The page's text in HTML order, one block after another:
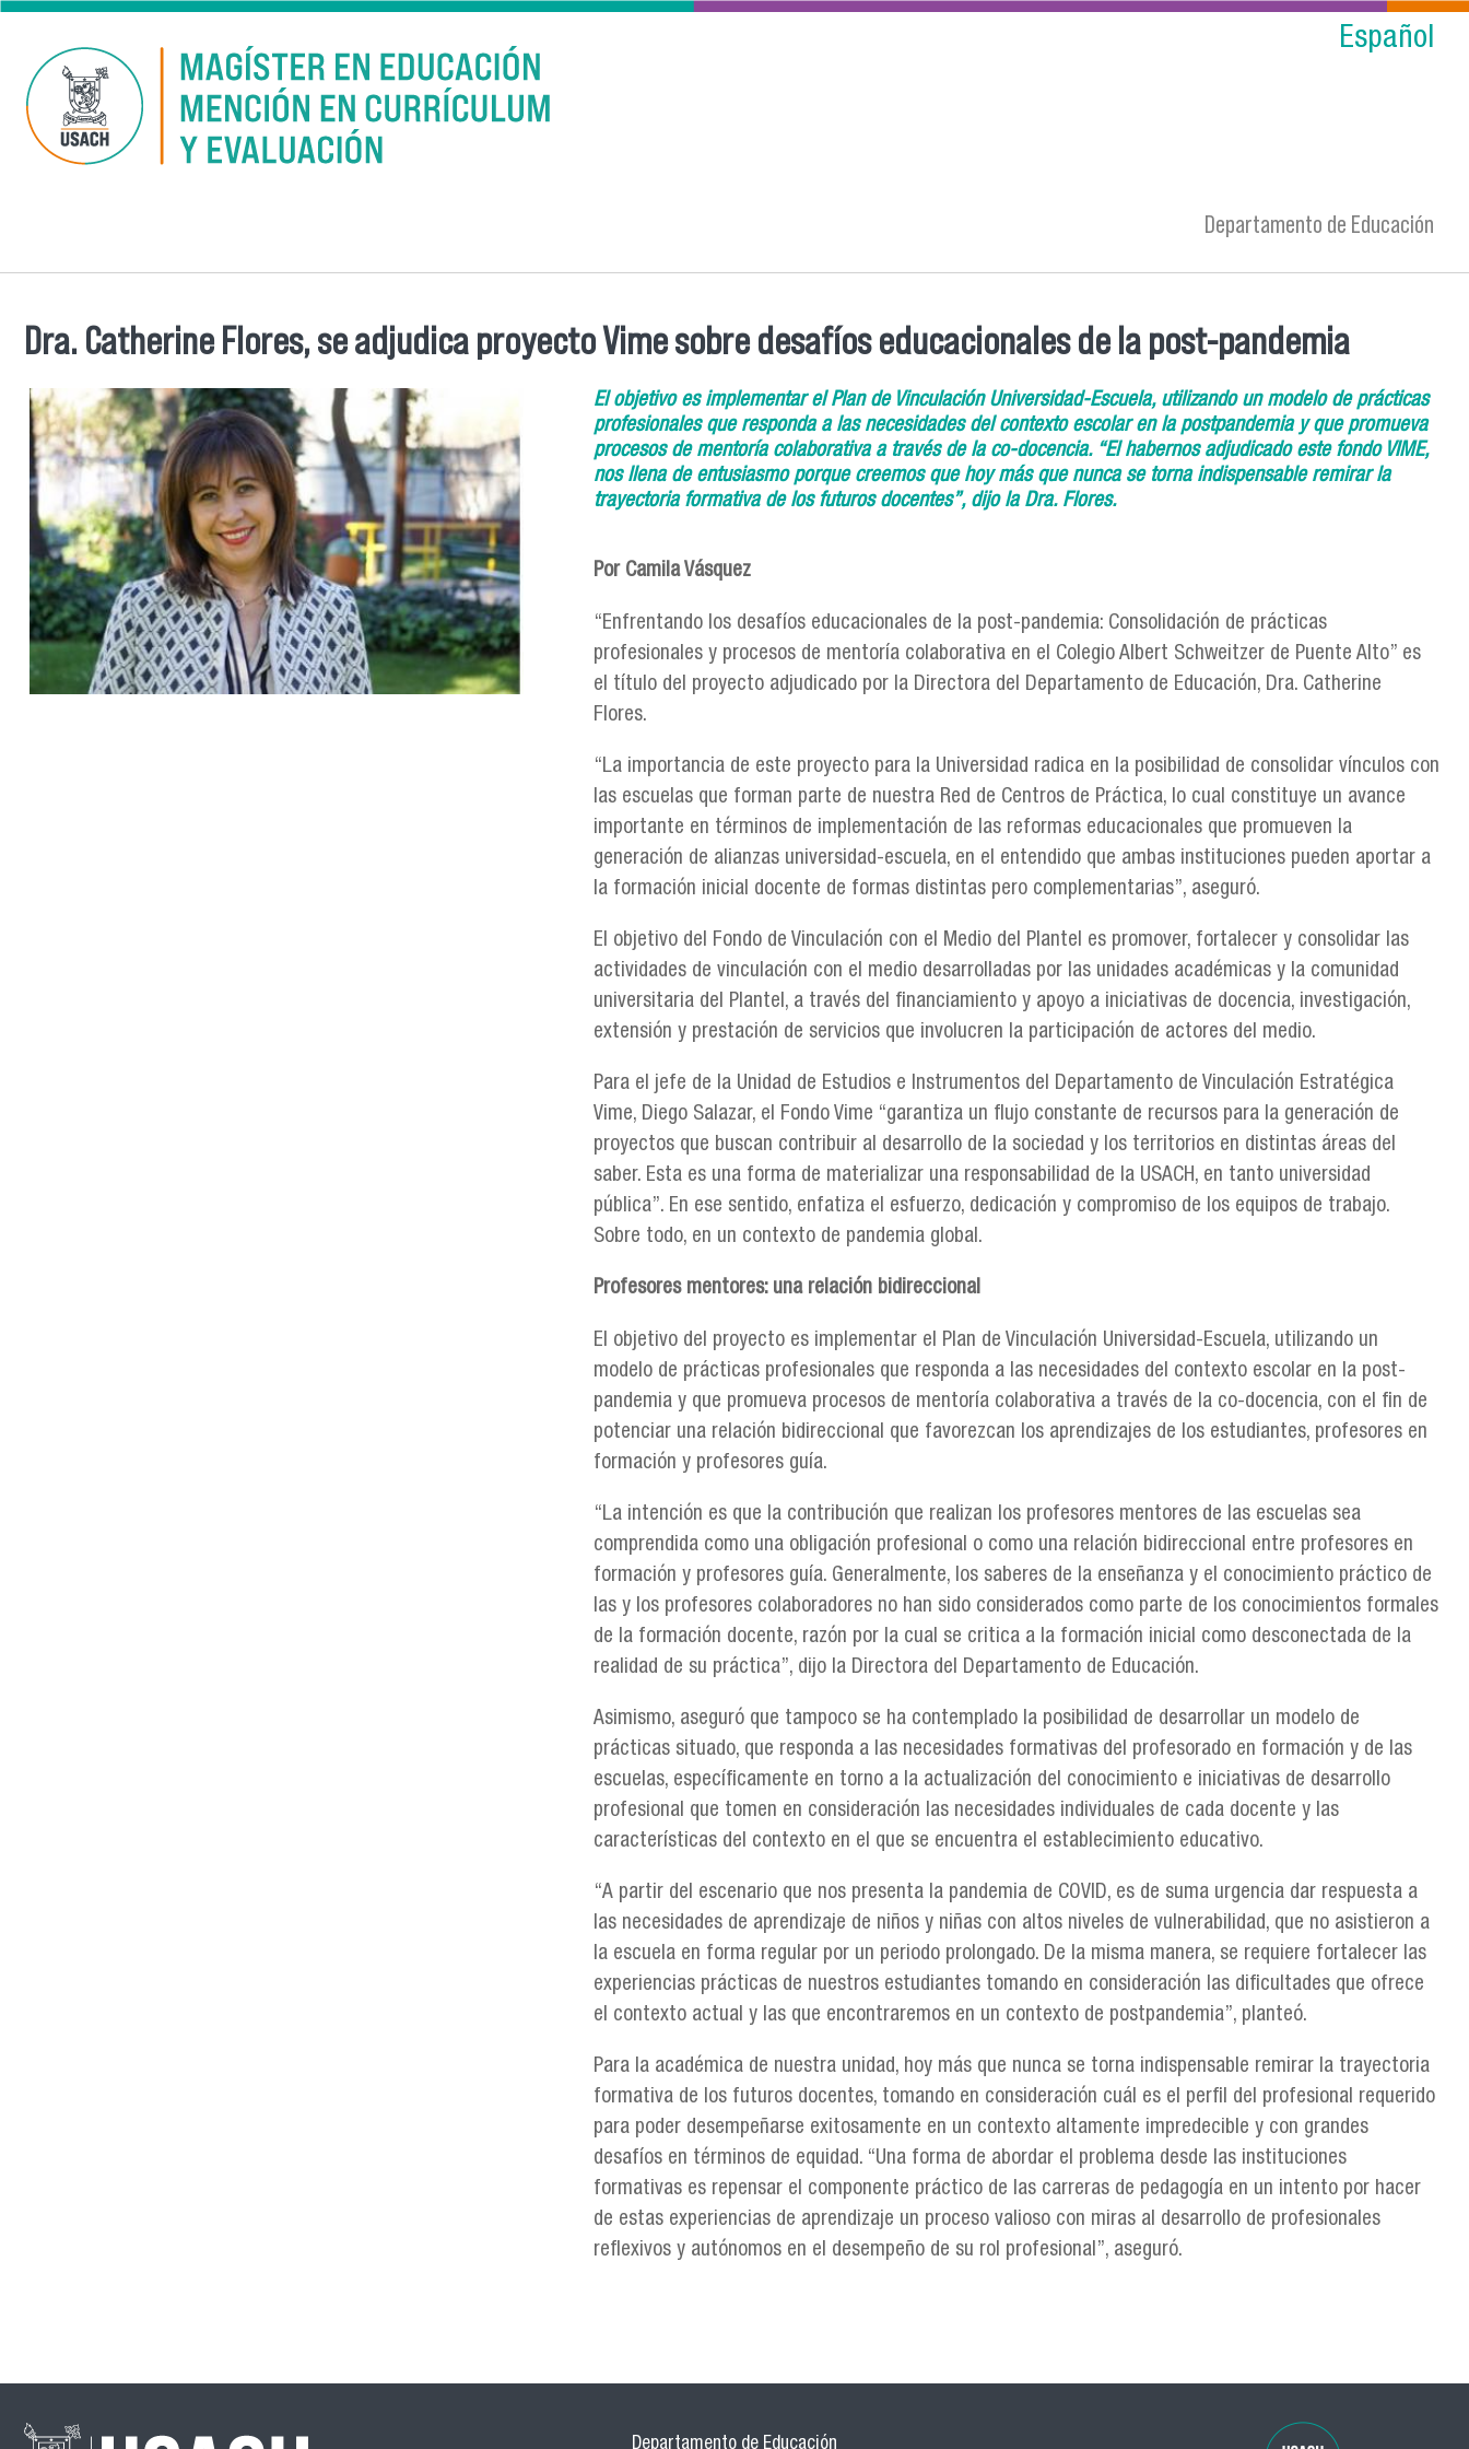
Skip to main content
Español
Departamento de Educación
You are here
Dra. Catherine Flores, se adjudica proyecto Vime sobre desafíos educacionales de la post-pandemia
El objetivo es implementar el Plan de Vinculación Universidad-Escuela, utilizando un modelo de prácticas
profesionales que responda a las necesidades del contexto escolar en la postpandemia y que promueva
procesos de mentoría colaborativa a través de la co-docencia. “El habernos adjudicado este fondo VIME,
nos llena de entusiasmo porque creemos que hoy más que nunca se torna indispensable remirar la
trayectoria formativa de los futuros docentes”, dijo la Dra. Flores.
Por Camila Vásquez
“Enfrentando los desafíos educacionales de la post-pandemia: Consolidación de prácticas
profesionales y procesos de mentoría colaborativa en el Colegio Albert Schweitzer de Puente Alto” es
el título del proyecto adjudicado por la Directora del Departamento de Educación, Dra. Catherine
Flores.
“La importancia de este proyecto para la Universidad radica en la posibilidad de consolidar vínculos con
las escuelas que forman parte de nuestra Red de Centros de Práctica, lo cual constituye un avance
importante en términos de implementación de las reformas educacionales que promueven la
generación de alianzas universidad-escuela, en el entendido que ambas instituciones pueden aportar a
la formación inicial docente de formas distintas pero complementarias”, aseguró.
El objetivo del Fondo de Vinculación con el Medio del Plantel es promover, fortalecer y consolidar las
actividades de vinculación con el medio desarrolladas por las unidades académicas y la comunidad
universitaria del Plantel, a través del financiamiento y apoyo a iniciativas de docencia, investigación,
extensión y prestación de servicios que involucren la participación de actores del medio.
Para el jefe de la Unidad de Estudios e Instrumentos del Departamento de Vinculación Estratégica
Vime, Diego Salazar, el Fondo Vime “garantiza un flujo constante de recursos para la generación de
proyectos que buscan contribuir al desarrollo de la sociedad y los territorios en distintas áreas del
saber. Esta es una forma de materializar una responsabilidad de la USACH, en tanto universidad
pública”. En ese sentido, enfatiza el esfuerzo, dedicación y compromiso de los equipos de trabajo.
Sobre todo, en un contexto de pandemia global.
Profesores mentores: una relación bidireccional
El objetivo del proyecto es implementar el Plan de Vinculación Universidad-Escuela, utilizando un
modelo de prácticas profesionales que responda a las necesidades del contexto escolar en la post-
pandemia y que promueva procesos de mentoría colaborativa a través de la co-docencia, con el fin de
potenciar una relación bidireccional que favorezcan los aprendizajes de los estudiantes, profesores en
formación y profesores guía.
“La intención es que la contribución que realizan los profesores mentores de las escuelas sea
comprendida como una obligación profesional o como una relación bidireccional entre profesores en
formación y profesores guía. Generalmente, los saberes de la enseñanza y el conocimiento práctico de
las y los profesores colaboradores no han sido considerados como parte de los conocimientos formales
de la formación docente, razón por la cual se critica a la formación inicial como desconectada de la
realidad de su práctica”, dijo la Directora del Departamento de Educación.
Asimismo, aseguró que tampoco se ha contemplado la posibilidad de desarrollar un modelo de
prácticas situado, que responda a las necesidades formativas del profesorado en formación y de las
escuelas, específicamente en torno a la actualización del conocimiento e iniciativas de desarrollo
profesional que tomen en consideración las necesidades individuales de cada docente y las
características del contexto en el que se encuentra el establecimiento educativo.
“A partir del escenario que nos presenta la pandemia de COVID, es de suma urgencia dar respuesta a
las necesidades de aprendizaje de niños y niñas con altos niveles de vulnerabilidad, que no asistieron a
la escuela en forma regular por un periodo prolongado. De la misma manera, se requiere fortalecer las
experiencias prácticas de nuestros estudiantes tomando en consideración las dificultades que ofrece
el contexto actual y las que encontraremos en un contexto de postpandemia”, planteó.
Para la académica de nuestra unidad, hoy más que nunca se torna indispensable remirar la trayectoria
formativa de los futuros docentes, tomando en consideración cuál es el perfil del profesional requerido
para poder desempeñarse exitosamente en un contexto altamente impredecible y con grandes
desafíos en términos de equidad. “Una forma de abordar el problema desde las instituciones
formativas es repensar el componente práctico de las carreras de pedagogía en un intento por hacer
de estas experiencias de aprendizaje un proceso valioso con miras al desarrollo de profesionales
reflexivos y autónomos en el desempeño de su rol profesional”, aseguró.
Departamento de Educación